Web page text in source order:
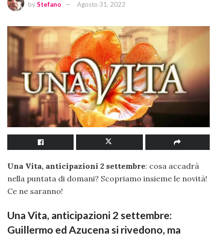
byStefano Agosto 31, 2022
Una Vita, anticipazioni 2 settembre: cosa accadrà
nella puntata di domani? Scopriamo insieme le novità!
Ce ne saranno!
Una Vita, anticipazioni 2 settembre:
Guillermo ed Azucena si rivedono, ma